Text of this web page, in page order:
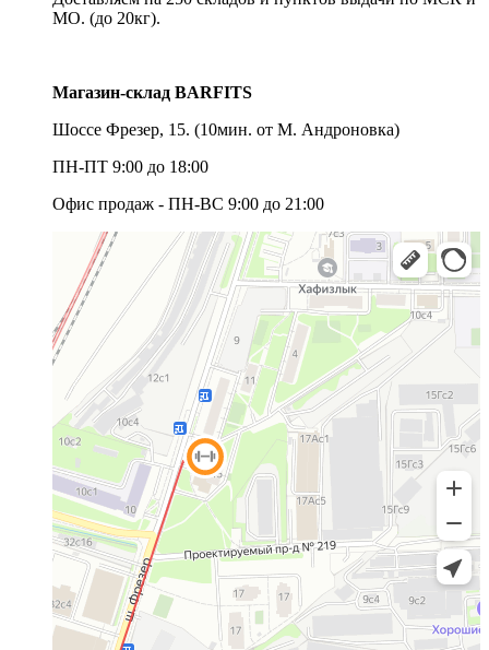
МО. (до 20кг).
Магазин-склад BARFITS
Шоссе Фрезер, 15. (10мин. от М. Андроновка)
ПН-ПТ 9:00 до 18:00
Офис продаж - ПН-ВС 9:00 до 21:00